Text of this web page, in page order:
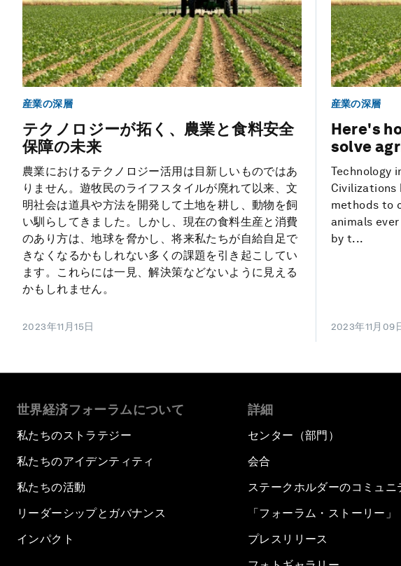
産業の深層
テクノロジーが拓く、農業と食料安全
保障の未来
農業におけるテクノロジー活用は目新しいものではあ
りません。遊牧民のライフスタイルが廃れて以来、文
明社会は道具や方法を開発して土地を耕し、動物を飼
い馴らしてきました。しかし、現在の食料生産と消費
のあり方は、地球を脅かし、将来私たちが自給自足で
きなくなるかもしれない多くの課題を引き起こしてい
ます。これらには一見、解決策などないように見える
かもしれません。
2023年11月15日
産業の深層
Here's
solve
Technology
Civilizations
methods to
animals
by t...
2023年11月09
世界経済フォーラムについて
私たちのストラテジー
私たちのアイデンティティ
私たちの活動
リーダーシップとガバナンス
インパクト
詳細
センター（部門）
会合
ステークホルダーのコミュニ
「フォーラム・ストーリー」
プレスリリース